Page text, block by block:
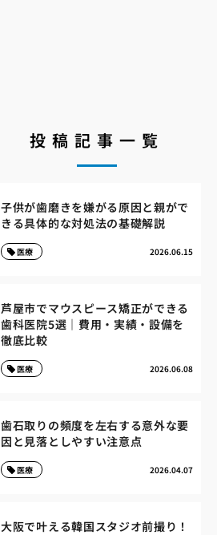
投稿記事一覧
子供が歯磨きを嫌がる原因と親がで
きる具体的な対処法の基礎解説
2026.06.15
医療
芦屋市でマウスピース矯正ができる
歯科医院5選｜費用・実績・設備を
徹底比較
2026.06.08
医療
歯石取りの頻度を左右する意外な要
因と見落としやすい注意点
2026.04.07
医療
大阪で叶える韓国スタジオ前撮り！